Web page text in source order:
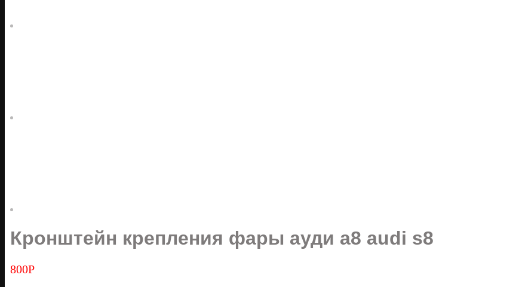
Кронштейн крепления фары ауди а8 audi s8
800Р